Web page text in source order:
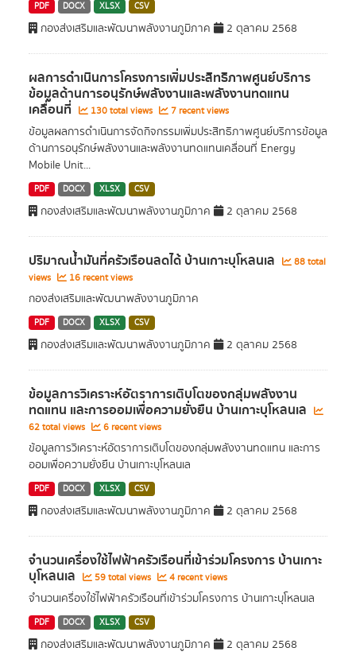
PDF DOCX XLSX CSV
กองส่งเสริมและพัฒนาพลังงานภูมิภาค 2 ตุลาคม 2568
ผลการดำเนินการโครงการเพิ่มประสิทธิภาพศูนย์บริการ
ข้อมูลด้านการอนุรักษ์พลังงานและพลังงานทดแทน
เคลื่อนที่ 130 total views 7 recent views
ข้อมูลผลการดำเนินการจัดกิจกรรมเพิ่มประสิทธิภาพศูนย์บริการข้อมูล
ด้านการอนุรักษ์พลังงานและพลังงานทดแทนเคลื่อนที่ Energy
Mobile Unit...
PDF DOCX XLSX CSV
กองส่งเสริมและพัฒนาพลังงานภูมิภาค 2 ตุลาคม 2568
ปริมาณน้ำมันที่ครัวเรือนลดได้ บ้านเกาะบุโหลนเล
88 total
views
16 recent views
กองส่งเสริมและพัฒนาพลังงานภูมิภาค
PDF DOCX XLSX CSV
กองส่งเสริมและพัฒนาพลังงานภูมิภาค 2 ตุลาคม 2568
ข้อมูลการวิเคราะห์อัตราการเติบโตของกลุ่มพลังงาน
ทดแทน และการออมเพื่อความยั่งยืน บ้านเกาะบุโหลนเล
62 total views 6 recent views
ข้อมูลการวิเคราะห์อัตราการเติบโตของกลุ่มพลังงานทดแทน และการ
ออมเพื่อความยั่งยืน บ้านเกาะบุโหลนเล
PDF DOCX XLSX CSV
กองส่งเสริมและพัฒนาพลังงานภูมิภาค 2 ตุลาคม 2568
จำนวนเครื่องใช้ไฟฟ้าครัวเรือนที่เข้าร่วมโครงการ บ้านเกาะ
บุโหลนเล 59 total views 4 recent views
จำนวนเครื่องใช้ไฟฟ้าครัวเรือนที่เข้าร่วมโครงการ บ้านเกาะบุโหลนเล
PDF DOCX XLSX CSV
กองส่งเสริมและพัฒนาพลังงานภูมิภาค 2 ตุลาคม 2568